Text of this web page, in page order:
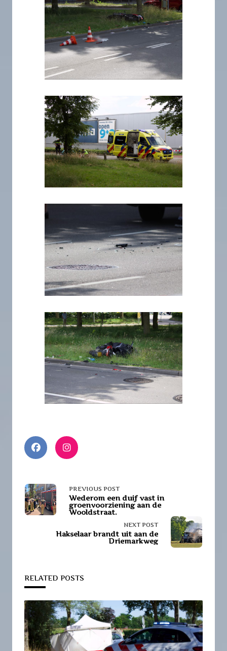
<span
class="nav-
subtitle
reader-
text">Page</span>
PREVIOUS POST
Wederom een duif vast in
groenvoorziening aan de
Wooldstraat.
NEXT POST
Hakselaar brandt uit aan de
Driemarkweg
RELATED POSTS